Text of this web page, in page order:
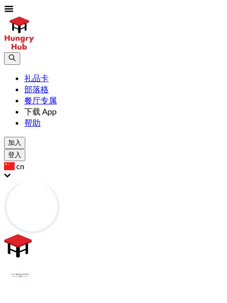
礼品卡
部落格
餐厅专属
下载 App
帮助
加入
登入
cn